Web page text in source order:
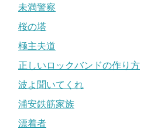
未満警察
桜の塔
極主夫道
正しいロックバンドの作り方
波よ聞いてくれ
浦安鉄筋家族
漂着者